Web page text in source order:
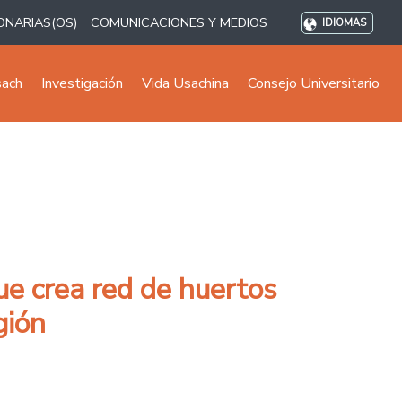
COMUNICACIONES Y MEDIOS IDIOMAS
Investigación Vida Usachina Consejo Universitario
crea red de huertos